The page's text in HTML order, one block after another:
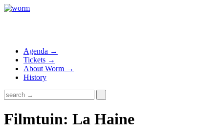
Agenda →
Tickets →
About Worm →
History
Filmtuin: La Haine